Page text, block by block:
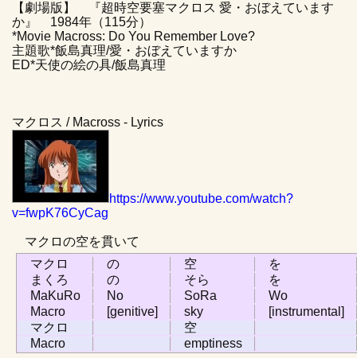
【劇場版】 『超時空要塞マクロス 愛・おぼえています
か』 1984年（115分）
*Movie Macross: Do You Remember Love?
主題歌*飯島真理/愛・おぼえていますか
ED*天使の絵の具/飯島真理
マクロス / Macross - Lyrics
https://www.youtube.com/watch?
v=fwpK76CyCag
マクロの空を貫いて
マクロ
の 空
を
まくろ
の そら
を
MaKuRo
No SoRa
Wo
Macro
[genitive] sky
[instrumental]
マクロ
空
Macro
emptiness